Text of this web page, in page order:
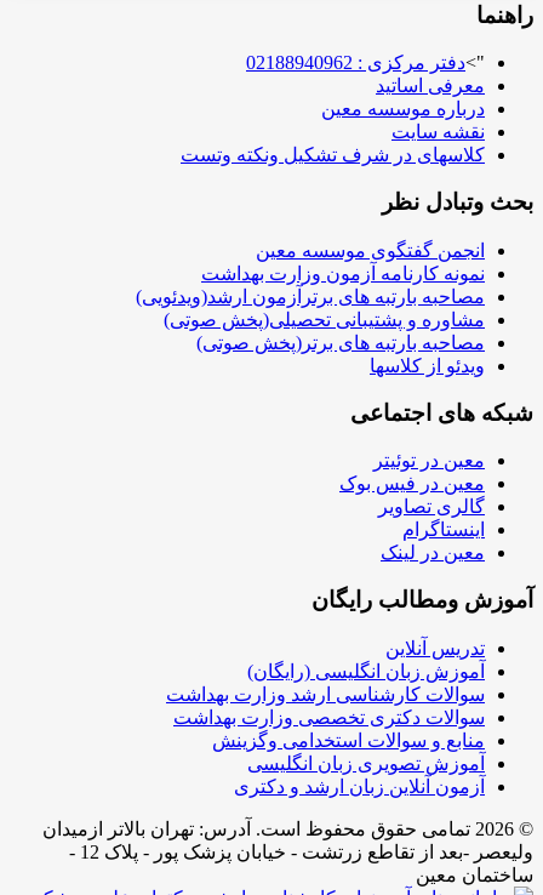
راهنما
">دفتر مرکزی : 02188940962
معرفی اساتید
درباره موسسه معین
نقشه سایت
کلاسهای در شرف تشکیل ونکته وتست
بحث وتبادل نظر
انجمن گفتگوی موسسه معین
نمونه کارنامه آزمون وزارت بهداشت
مصاحبه بارتبه های برترآزمون ارشد(ویدئویی)
مشاوره و پشتیبانی تحصیلی(پخش صوتی)
مصاحبه بارتبه های برتر(پخش صوتی)
ویدئو از کلاسها
شبکه های اجتماعی
معین در توئیتر
معین در فیس بوک
گالری تصاویر
اینستاگرام
معین در لینک
آموزش ومطالب رایگان
تدریس آنلاین
آموزش زبان انگلیسی (رایگان)
سوالات کارشناسی ارشد وزارت بهداشت
سوالات دکتری تخصصی وزارت بهداشت
منابع و سوالات استخدامی وگزینش
آموزش تصویری زبان انگلیسی
آزمون آنلاین زبان ارشد و دکتری
© 2026 تمامی حقوق محفوظ است. آدرس:‌ تهران بالاتر ازمیدان
ولیعصر -بعد از تقاطع زرتشت - خیابان پزشک پور - پلاک 12 -
ساختمان معین